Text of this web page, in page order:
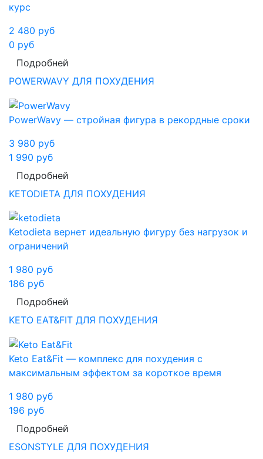
курс
2 480 руб
0 руб
Подробней
POWERWAVY ДЛЯ ПОХУДЕНИЯ
PowerWavy — стройная фигура в рекордные сроки
3 980 руб
1 990 руб
Подробней
KETODIETA ДЛЯ ПОХУДЕНИЯ
Ketodieta вернет идеальную фигуру без нагрузок и
ограничений
1 980 руб
186 руб
Подробней
KETO EAT&FIT ДЛЯ ПОХУДЕНИЯ
Keto Eat&Fit — комплекс для похудения с
максимальным эффектом за короткое время
1 980 руб
196 руб
Подробней
ESONSTYLE ДЛЯ ПОХУДЕНИЯ